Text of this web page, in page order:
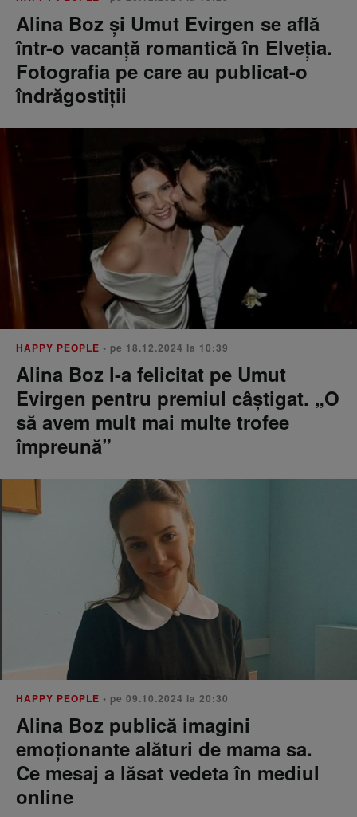
Alina Boz și Umut Evirgen se află
într-o vacanță romantică în Elveția.
Fotografia pe care au publicat-o
îndrăgostiții
HAPPY PEOPLE • pe 18.12.2024 la 10:39
Alina Boz l-a felicitat pe Umut
Evirgen pentru premiul câștigat. „O
să avem mult mai multe trofee
împreună”
HAPPY PEOPLE • pe 09.10.2024 la 20:30
Alina Boz publică imagini
emoționante alături de mama sa.
Ce mesaj a lăsat vedeta în mediul
online